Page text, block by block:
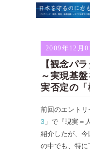
2009年12月
【観念パ
～実現基
実否定の「
前回のエントリ
3 」で『現実＝
紹介したが、
の中でも、特に